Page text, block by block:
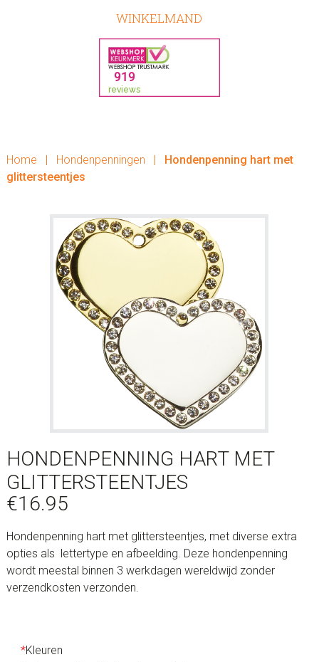
WINKELMAND
Home | Hondenpenningen |
Hondenpenning hart met
glittersteentjes
HONDENPENNING HART MET
GLITTERSTEENTJES
€16.95
Hondenpenning hart met glittersteentjes, met diverse extra
opties als lettertype en afbeelding. Deze hondenpenning
wordt meestal binnen 3 werkdagen wereldwijd zonder
verzendkosten verzonden.
*Kleuren